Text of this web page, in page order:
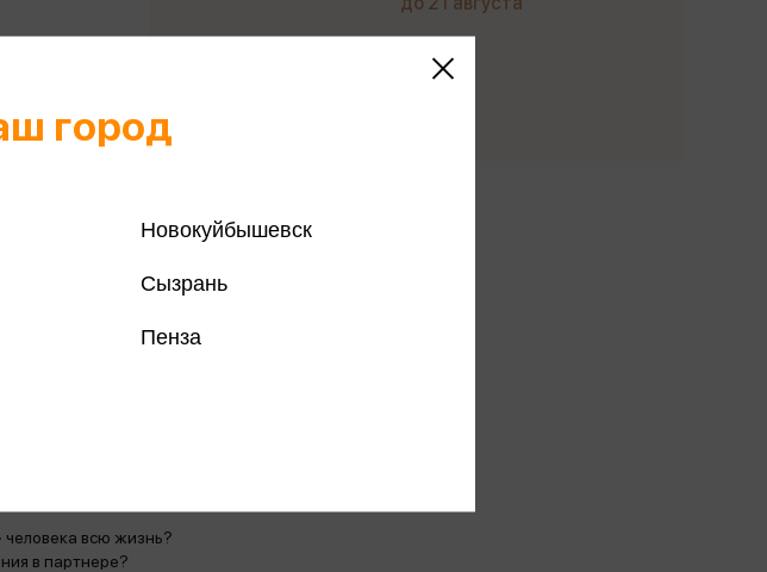
Все книги этого автора
Поделиться
всю жизнь?
в партнере?
город
Новокуйбышевск
Сызрань
Пенза